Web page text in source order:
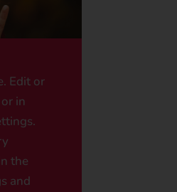
Edit or
in
the
and